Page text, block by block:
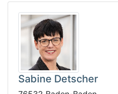
Sabine Detscher